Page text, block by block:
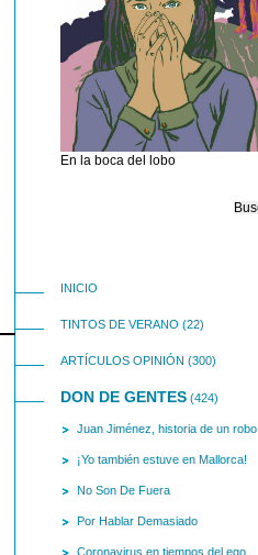
En la boca del lobo
INICIO
TINTOS DE VERANO (22)
ARTÍCULOS OPINIÓN (300)
DON DE GENTES (424)
Juan Jiménez, historia de un robo
¡Yo también estuve en Mallorca!
No Son De Fuera
Por Hablar Demasiado
Coronavirus en tiempos del ego